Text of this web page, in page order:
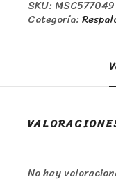
SKU: MSC577049
Categoría:
No hay